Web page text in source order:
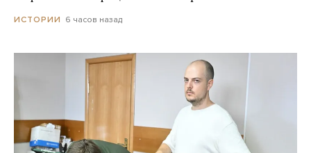
ИСТОРИИ 6 часов назад